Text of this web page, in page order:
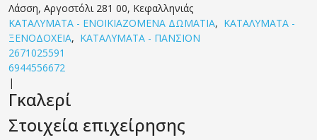
Λάσση, Αργοστόλι 281 00, Κεφαλληνιάς
ΚΑΤΑΛΥΜΑΤΑ - ΕΝΟΙΚΙΑΖΟΜΕΝΑ ΔΩΜΑΤΙΑ, ΚΑΤΑΛΥΜΑΤΑ -
ΞΕΝΟΔΟΧΕΙΑ, ΚΑΤΑΛΥΜΑΤΑ - ΠΑΝΣΙΟΝ
2671025591
6944556672
|
Γκαλερί
Στοιχεία επιχείρησης